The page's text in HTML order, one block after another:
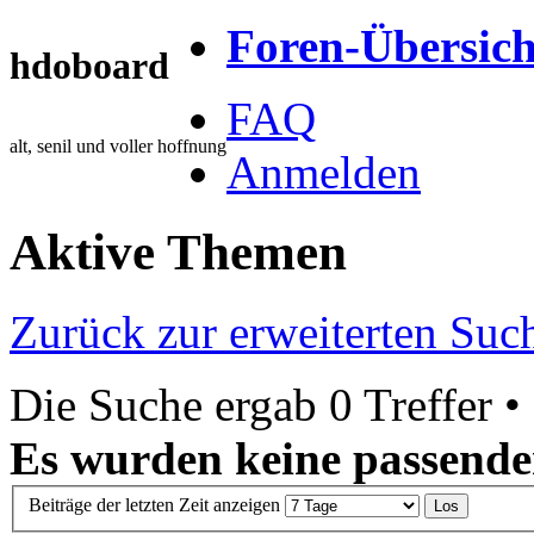
hdoboard
alt, senil und voller hoffnung
Foren-
FAQ
Anmelden
Aktive Themen
Zurück zur erweiterten
Die Suche ergab 0 Treffer
Es wurden keine
Beiträge der letzten Zeit anzeigen